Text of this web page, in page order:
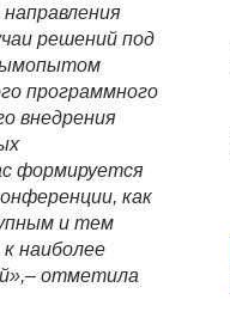
решений под
программного
внедрения
формируется
как
и тем
наиболее
– отметила